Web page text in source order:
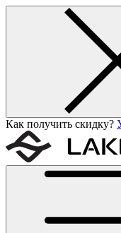
Как получить скидку?